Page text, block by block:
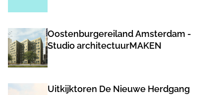
Oostenburgereiland Amsterdam -
Studio architectuurMAKEN
Uitkijktoren De Nieuwe Herdgang